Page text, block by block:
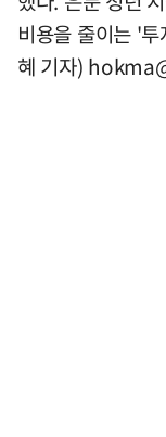
비용을 줄이는 '
혜 기자)